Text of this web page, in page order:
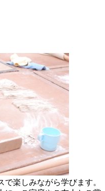
楽しみながら学びます。